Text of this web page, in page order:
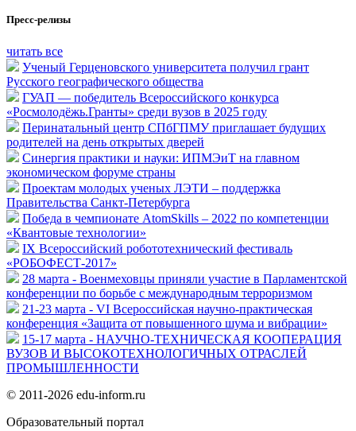
Пресс-релизы
читать все
Ученый Герценовского университета получил грант
Русского географического общества
ГУАП — победитель Всероссийского конкурса
«Росмолодёжь.Гранты» среди вузов в 2025 году
Перинатальный центр СПбГПМУ приглашает будущих
родителей на день открытых дверей
Синергия практики и науки: ИПМЭиТ на главном
экономическом форуме страны
Проектам молодых ученых ЛЭТИ – поддержка
Правительства Санкт-Петербурга
Победа в чемпионате AtomSkills – 2022 по компетенции
«Квантовые технологии»
IX Всероссийский робототехнический фестиваль
«РОБОФЕСТ-2017»
28 марта - Военмеховцы приняли участие в Парламентской
конференции по борьбе с международным терроризмом
21-23 марта - VI Всероссийская научно-практическая
конференция «Защита от повышенного шума и вибрации»
15-17 марта - НАУЧНО-ТЕХНИЧЕСКАЯ КООПЕРАЦИЯ
ВУЗОВ И ВЫСОКОТЕХНОЛОГИЧНЫХ ОТРАСЛЕЙ
ПРОМЫШЛЕННОСТИ
© 2011-2026 edu-inform.ru
Образовательный портал